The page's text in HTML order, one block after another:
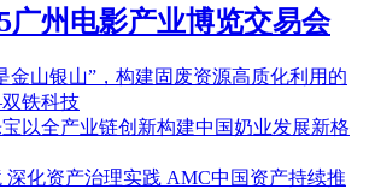
广州电影产业博览交易会
金山银山”，构建固废资源高质化利用的
铁科技
以全产业链创新构建中国奶业发展新格
深化资产治理实践 AMC中国资产持续推